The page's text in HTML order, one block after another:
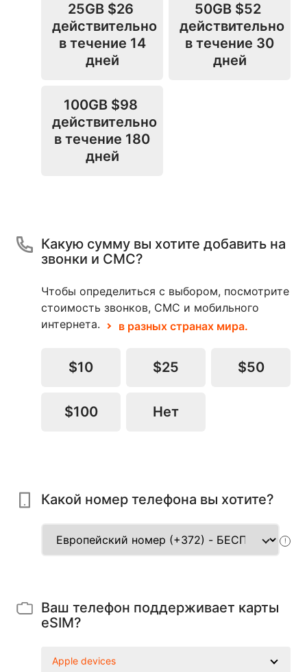
25GB $26
действительно
в течение 14
дней
50GB $52
действительно
в течение 30
дней
100GB $98
действительно
в течение 180
дней
Какую сумму вы хотите добавить на
звонки и СМС?
Чтобы определиться с выбором, посмотрите
стоимость звонков, СМС и мобильного
интернета.
в разных странах мира.
$10 $25 $50
$100 Нет
Какой номер телефона вы хотите?
!
Ваш телефон поддерживает карты
eSIM?
Apple devices